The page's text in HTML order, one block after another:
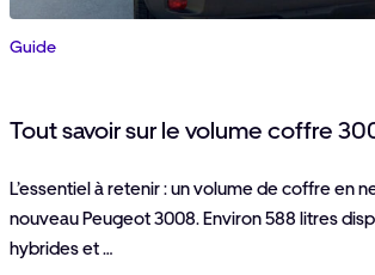
Guide
Tout savoir sur le volume coffre
L’essentiel à retenir : un volume de coffre en
nouveau Peugeot 3008. Environ 588 litres
hybrides et …